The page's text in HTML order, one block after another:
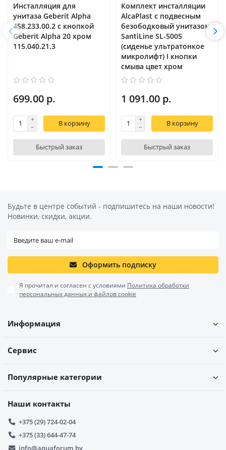
Инсталляция для
унитаза Geberit Alpha
458.233.00.2 с кнопкой
Geberit Alpha 20 хром
115.040.21.3
699.00 р.
В корзину
Быстрый заказ
Комплект инсталляции
AlcaPlast с подвесным
безободковый унитазом
SantiLine SL-5005
(сиденье ультратонкое
микролифт) I кнопки
смыва цвет хром
1 091.00 р.
В корзину
Быстрый заказ
Будьте в центре событий - подпишитесь на наши новости!
Новинки, скидки, акции.
Оформить подписку
Я прочитал и согласен с условиями Политика обработки
персональных данных и файлов cookie
Информация
Сервис
Популярные категории
Наши контакты
+375 (29) 724-02-04
+375 (33) 644-47-74
info@aquaforum.by